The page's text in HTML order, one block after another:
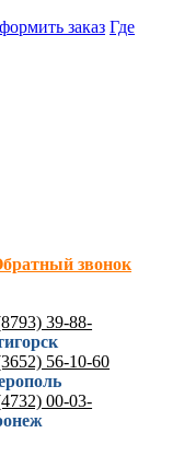
заказ Где
звонок
39-88-
56-10-60
00-03-